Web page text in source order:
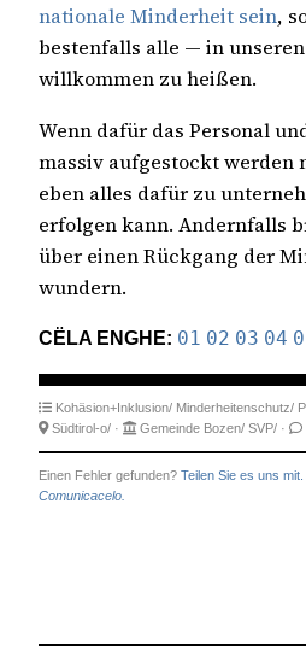
nationale Minderheit sein,
bestenfalls alle — in
willkommen zu heißen.
Wenn dafür das Personal
massiv aufgestockt werden
eben alles dafür zu
erfolgen kann. Andernfalls
über einen Rückgang der
wundern.
CËLA ENGHE: 01 02 03 04
Kohäsion+Inklusion/ Minderheitenschutz/
Südtirol-o/ · Gemeinde Bozen/ SVP/ ·
Einen Fehler gefunden? Teilen Sie es uns mit.
Comunicacelo.